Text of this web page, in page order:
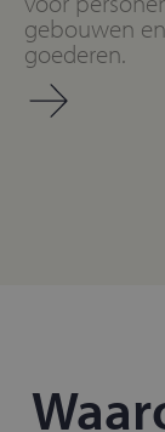
gebouwen en
goederen.